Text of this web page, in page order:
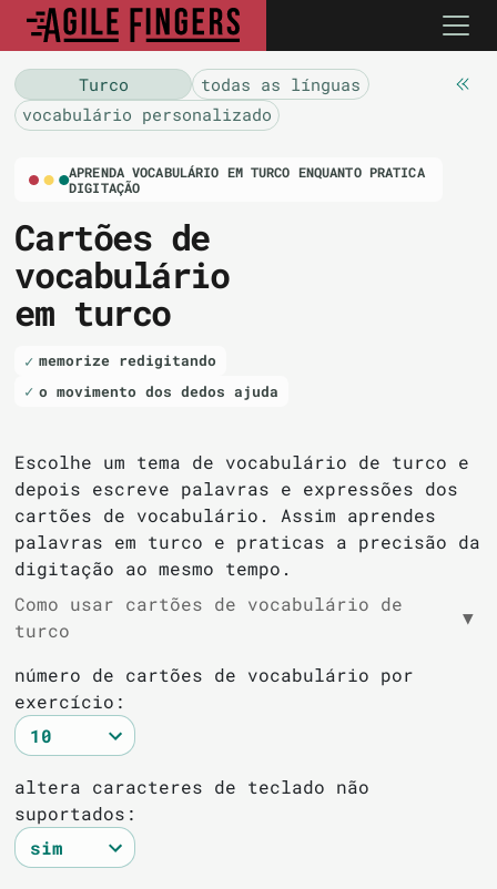
Turco
todas as línguas
vocabulário personalizado
APRENDA VOCABULÁRIO EM TURCO ENQUANTO PRATICA
DIGITAÇÃO
Cartões de
vocabulário
em turco
memorize redigitando
o movimento dos dedos ajuda
Escolhe um tema de vocabulário de turco e
depois escreve palavras e expressões dos
cartões de vocabulário. Assim aprendes
palavras em turco e praticas a precisão da
digitação ao mesmo tempo.
Como usar cartões de vocabulário de
turco
▼
número de cartões de vocabulário por
exercício:
altera caracteres de teclado não
suportados: